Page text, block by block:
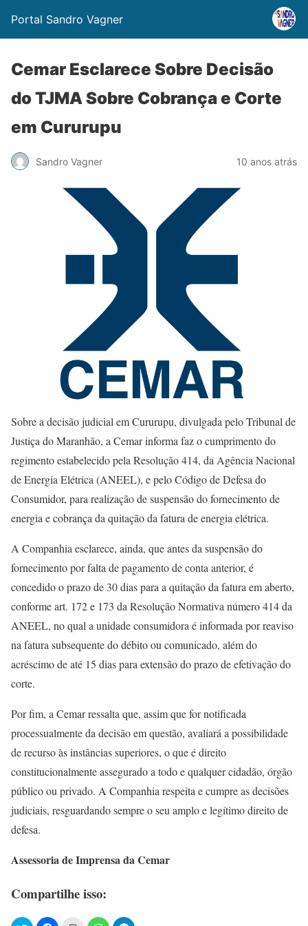
Portal Sandro Vagner
Cemar Esclarece Sobre Decisão
do TJMA Sobre Cobrança e Corte
em Cururupu
Sandro Vagner 10 anos atrás
Sobre a decisão judicial em Cururupu, divulgada pelo Tribunal de
Justiça do Maranhão, a Cemar informa faz o cumprimento do
regimento estabelecido pela Resolução 414, da Agência Nacional
de Energia Elétrica (ANEEL), e pelo Código de Defesa do
Consumidor, para realização de suspensão do fornecimento de
energia e cobrança da quitação da fatura de energia elétrica.
A Companhia esclarece, ainda, que antes da suspensão do
fornecimento por falta de pagamento de conta anterior, é
concedido o prazo de 30 dias para a quitação da fatura em aberto,
conforme art. 172 e 173 da Resolução Normativa número 414 da
ANEEL, no qual a unidade consumidora é informada por reaviso
na fatura subsequente do débito ou comunicado, além do
acréscimo de até 15 dias para extensão do prazo de efetivação do
corte.
Por fim, a Cemar ressalta que, assim que for notificada
processualmente da decisão em questão, avaliará a possibilidade
de recurso às instâncias superiores, o que é direito
constitucionalmente assegurado a todo e qualquer cidadão, órgão
público ou privado. A Companhia respeita e cumpre as decisões
judiciais, resguardando sempre o seu amplo e legítimo direito de
defesa.
Assessoria de Imprensa da Cemar
Compartilhe isso: